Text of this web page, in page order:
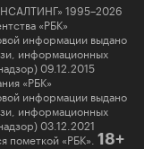
1995–2026
«РБК»
информации выдано
информационных
09.12.2015
«РБК»
информации выдано
информационных
03.12.2021
«РБК». 18+